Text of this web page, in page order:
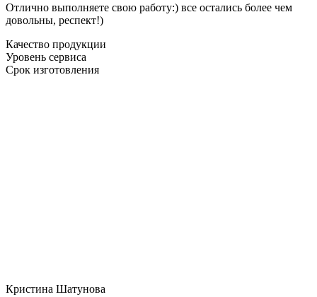
Отлично выполняете свою работу:) все остались более чем
довольны, респект!)
Качество продукции
Уровень сервиса
Срок изготовления
Кристина Шатунова